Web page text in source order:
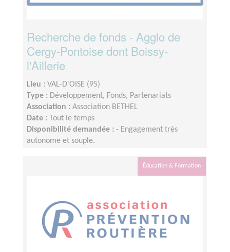
Recherche de fonds - Agglo de
Cergy-Pontoise dont Boissy-
l'Aillerie
Lieu : VAL-D'OISE (95)
Type : Développement, Fonds, Partenariats
Association : Association BETHEL
Date :
Tout le temps
Disponibilité demandée : - Engagement très
autonome et souple.
Éducation & Formation